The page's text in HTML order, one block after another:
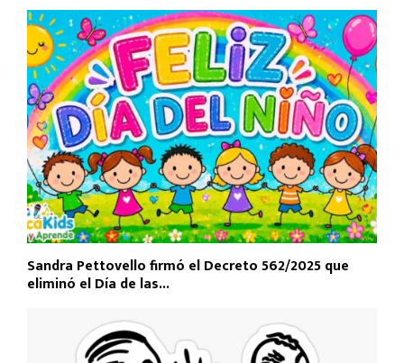
Sandra Pettovello firmó el Decreto 562/2025 que
eliminó el Día de las...